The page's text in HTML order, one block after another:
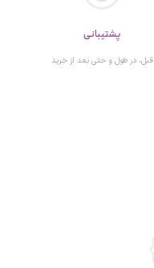
پشتیبانی
قبل، در طول و حتی بعد از خرید